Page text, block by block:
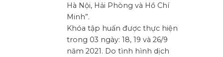
Hà Nội, Hải Phòng và Hồ Chí
Minh”.
Khóa tập huấn được thực hiện
trong 03 ngày: 18, 19 và 26/9
năm 2021. Do tình hình dịch